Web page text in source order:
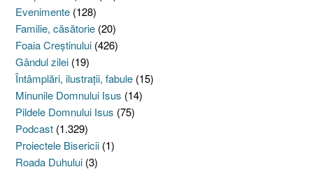
Evenimente (128)
Familie, căsătorie (20)
Foaia Creştinului (426)
Gândul zilei (19)
Întâmplări, ilustraţii, fabule (15)
Minunile Domnului Isus (14)
Pildele Domnului Isus (75)
Podcast (1.329)
Proiectele Bisericii (1)
Roada Duhului (3)